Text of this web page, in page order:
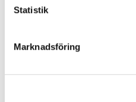
Statistik
Marknadsföring